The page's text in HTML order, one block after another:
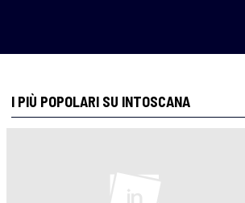
I PIÙ POPOLARI SU INTOSCANA